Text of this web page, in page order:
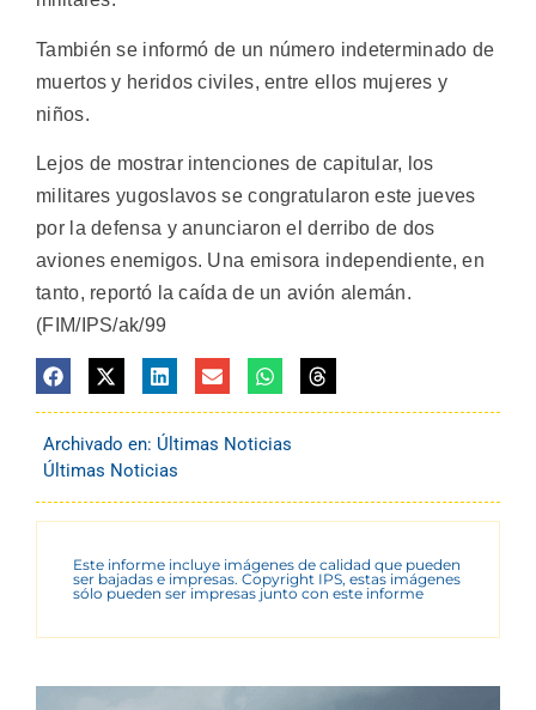
También se informó de un número indeterminado de
muertos y heridos civiles, entre ellos mujeres y
niños.
Lejos de mostrar intenciones de capitular, los
militares yugoslavos se congratularon este jueves
por la defensa y anunciaron el derribo de dos
aviones enemigos. Una emisora independiente, en
tanto, reportó la caída de un avión alemán.
(FIM/IPS/ak/99
Archivado en: Últimas Noticias
Últimas Noticias
Este informe incluye imágenes de calidad que pueden
ser bajadas e impresas. Copyright IPS, estas imágenes
sólo pueden ser impresas junto con este informe